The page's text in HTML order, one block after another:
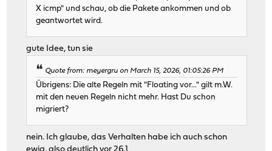
X icmp" und schau, ob die Pakete ankommen und ob
geantwortet wird.
gute Idee, tun sie
Quote from: meyergru on March 15, 2026, 01:05:26 PM
Übrigens: Die alte Regeln mit "Floating vor..." gilt m.W.
mit den neuen Regeln nicht mehr. Hast Du schon
migriert?
nein. Ich glaube, das Verhalten habe ich auch schon